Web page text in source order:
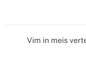
Vim in meis